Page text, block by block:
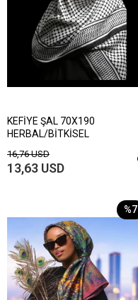
KEFİYE ŞAL 70X190
HERBAL/BİTKİSEL
16,76 USD
13,63 USD
%7